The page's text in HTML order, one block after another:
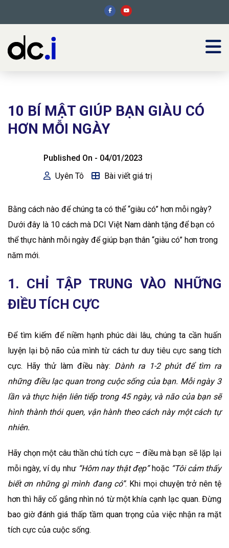
10 BÍ MẬT GIÚP BẠN GIÀU CÓ
HƠN MỖI NGÀY
Published On - 04/01/2023
Uyên Tô
Bài viết giá trị
Bằng cách nào để chúng ta có thể “giàu có” hơn mỗi ngày?
Dưới đây là 10 cách mà DCI Việt Nam dành tặng để bạn có
thể thực hành mỗi ngày để giúp bạn thân “giàu có” hơn trong
năm mới.
1. CHỈ TẬP TRUNG VÀO NHỮNG
ĐIỀU TÍCH CỰC
Để tìm kiếm để niềm hạnh phúc dài lâu, chúng ta cần huấn
luyện lại bộ não của mình từ cách tư duy tiêu cực sang tích
cực. Hãy thử làm điều này: Dành ra 1-2 phút để tìm ra
những điều lạc quan trong cuộc sống của bạn. Mỗi ngày 3
lần và thực hiện liên tiếp trong 45 ngày, và não của bạn sẽ
hình thành thói quen, vận hành theo cách này một cách tự
nhiên.
Hãy chọn một câu thần chú tích cực – điều mà bạn sẽ lặp lại
mỗi ngày, ví dụ như “Hôm nay thật đẹp”hoặc “Tôi cảm thấy
biết ơn những gì mình đang có”. Khi mọi chuyện trở nên tệ
hơn thì hãy cố gắng nhìn nó từ một khía cạnh lạc quan. Đừng
bao giờ đánh giá thấp tầm quan trọng của việc nhận ra mặt
tích cực của cuộc sống.